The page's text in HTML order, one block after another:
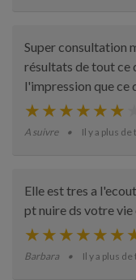
Super consultation
résultats de tout ce
l'impression que ce
A suivre Il y a plus
Elle est tres a
pt nuire ds votre
Barbara Il y a plus